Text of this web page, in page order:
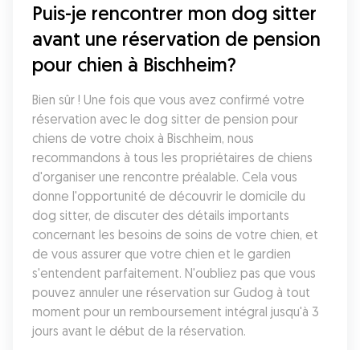
Puis-je rencontrer mon dog sitter
avant une réservation de pension
pour chien à Bischheim?
Bien sûr ! Une fois que vous avez confirmé votre
réservation avec le dog sitter de pension pour
chiens de votre choix à Bischheim, nous
recommandons à tous les propriétaires de chiens
d'organiser une rencontre préalable. Cela vous
donne l'opportunité de découvrir le domicile du
dog sitter, de discuter des détails importants
concernant les besoins de soins de votre chien, et
de vous assurer que votre chien et le gardien
s'entendent parfaitement. N'oubliez pas que vous
pouvez annuler une réservation sur Gudog à tout
moment pour un remboursement intégral jusqu'à 3
jours avant le début de la réservation.